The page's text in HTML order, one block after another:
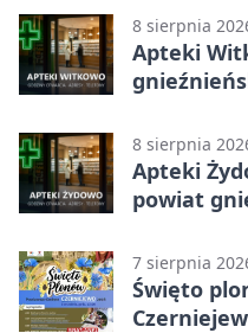
8 sierpnia
Apteki
8 sierpnia
Apteki
powiat
7 sierpnia
Święto